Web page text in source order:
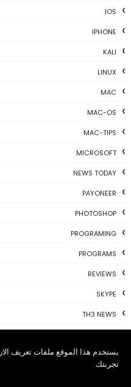
تجربتك.
IOS
IPHONE
KALI
LINUX
MAC
MAC-OS
MAC-TIPS
MICROSOFT
NEWS TODAY
PAYONEER
PHOTOSHOP
PROGRAMING
PROGRAMS
REVIEWS
SKYPE
TH3 NEWS
TSU